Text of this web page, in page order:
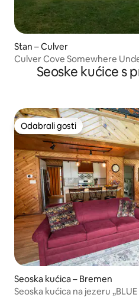
Stan – Culver
Culver Cove Somewhere
Seoske kućice s
Odabrali gosti
Odabrali gosti
Seoska kućica – Bremen
Seoska kućica na jezeru „BLUE HERON”.